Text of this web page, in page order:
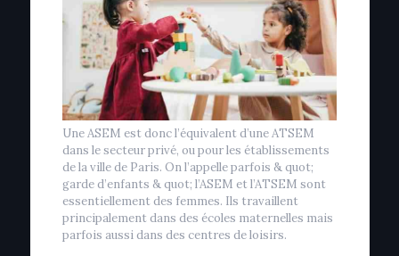
Une ASEM est donc l’équivalent d’une ATSEM
dans le secteur privé, ou pour les établissements
de la ville de Paris. On l’appelle parfois & quot;
garde d’enfants & quot; l’ASEM et l’ATSEM sont
essentiellement des femmes. Ils travaillent
principalement dans des écoles maternelles mais
parfois aussi dans des centres de loisirs.